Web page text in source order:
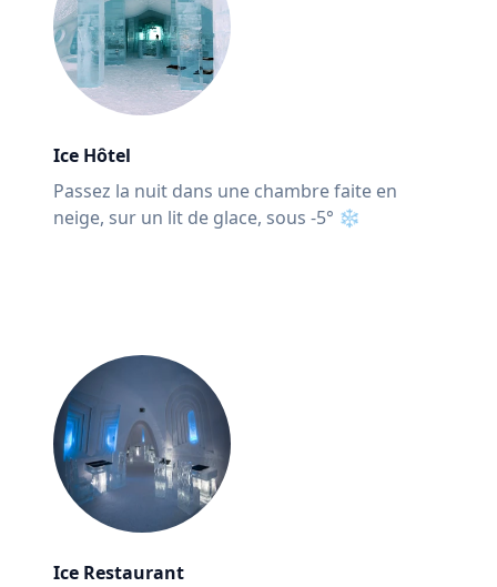
Ice Hôtel
Passez la nuit dans une chambre faite en
neige, sur un lit de glace, sous -5° ❄️
Ice Restaurant